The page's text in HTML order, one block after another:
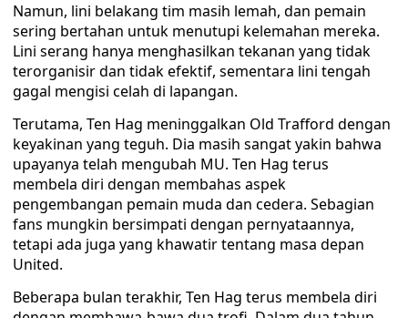
Namun, lini belakang tim masih lemah, dan pemain
sering bertahan untuk menutupi kelemahan mereka.
Lini serang hanya menghasilkan tekanan yang tidak
terorganisir dan tidak efektif, sementara lini tengah
gagal mengisi celah di lapangan.
Terutama, Ten Hag meninggalkan Old Trafford dengan
keyakinan yang teguh. Dia masih sangat yakin bahwa
upayanya telah mengubah MU. Ten Hag terus
membela diri dengan membahas aspek
pengembangan pemain muda dan cedera. Sebagian
fans mungkin bersimpati dengan pernyataannya,
tetapi ada juga yang khawatir tentang masa depan
United.
Beberapa bulan terakhir, Ten Hag terus membela diri